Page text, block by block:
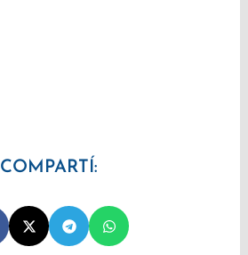
COMPARTÍ: